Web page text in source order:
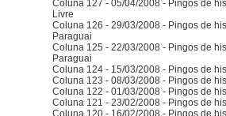
Coluna 127 - 05/04/2008 - Pingos de
Livre
Coluna 126 - 29/03/2008 - Pingos de
Paraguai
Coluna 125 - 22/03/2008 - Pingos de
Paraguai
Coluna 124 - 15/03/2008 - Pingos de
Coluna 123 - 08/03/2008 - Pingos de
Coluna 122 - 01/03/2008 - Pingos de
Coluna 121 - 23/02/2008 - Pingos de
Coluna 120 - 16/02/2008 - Pingos de